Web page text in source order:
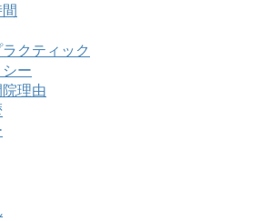
クティック
ー
理由